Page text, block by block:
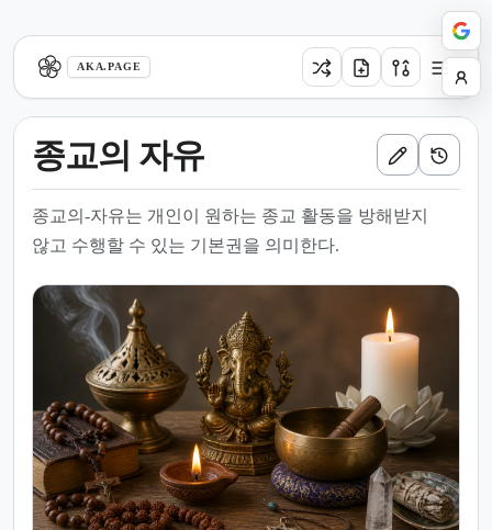
AKA.PAGE
종교의 자유
종교의-자유는 개인이 원하는 종교 활동을 방해받지
않고 수행할 수 있는 기본권을 의미한다.